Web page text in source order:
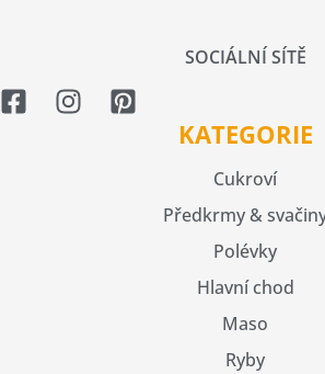
SOCIÁLNÍ SÍTĚ
KATEGORIE
Cukroví
Předkrmy &
Polévky
Hlavní chod
Maso
Ryby